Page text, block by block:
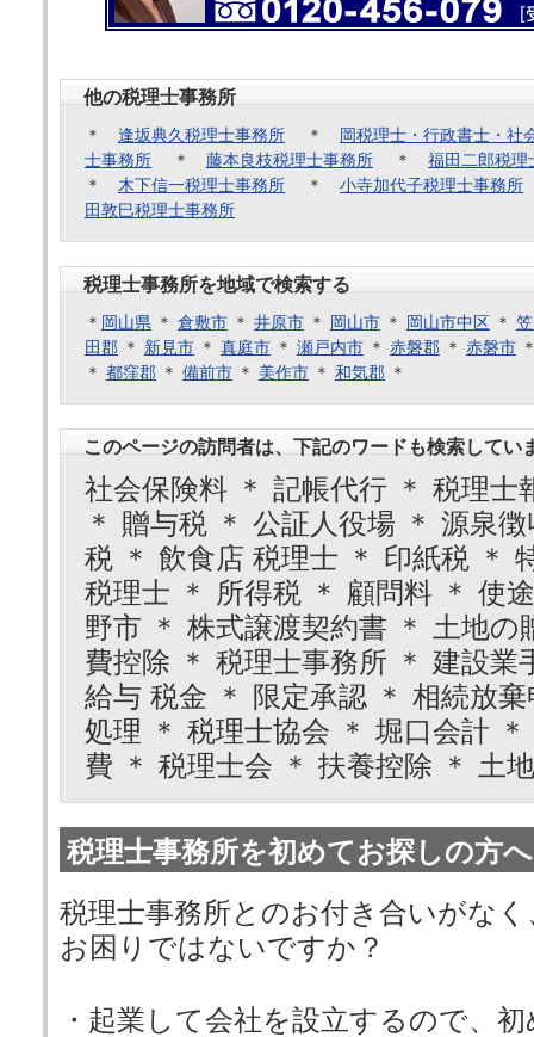
他の税理士事務所
＊ 逢坂典久税理士事務所 ＊
岡税理士・行政書士・社
士事務所 ＊ 藤本良枝税理士事務所 ＊ 福田二郎税理
＊ 木下信一税理士事務所 ＊ 小寺加代子税理士事務所
田敦巳税理士事務所
税理士事務所を地域で検索する
＊ 岡山県 ＊ 倉敷市 ＊ 井原市 ＊ 岡山市 ＊ 岡山市中区 ＊
田郡 ＊ 新見市 ＊ 真庭市 ＊ 瀬戸内市 ＊ 赤磐郡 ＊ 赤磐市
＊ 都窪郡 ＊ 備前市 ＊ 美作市 ＊ 和気郡 ＊
このページの訪問者は、下記のワードも検索してい
社会保険料 ＊ 記帳代行 ＊ 税理士
＊ 贈与税 ＊ 公証人役場 ＊ 源泉
税 ＊ 飲食店 税理士 ＊ 印紙税 ＊
税理士 ＊ 所得税 ＊ 顧問料 ＊ 使
野市 ＊ 株式譲渡契約書 ＊ 土地の
費控除 ＊ 税理士事務所 ＊ 建設業
給与 税金 ＊ 限定承認 ＊ 相続放
処理 ＊ 税理士協会 ＊ 堀口会計
費 ＊ 税理士会 ＊ 扶養控除 ＊ 土
税理士事務所を初めてお探しの方へ
税理士事務所とのお付き合いがな
お困りではないですか？
・起業して会社を設立するので、